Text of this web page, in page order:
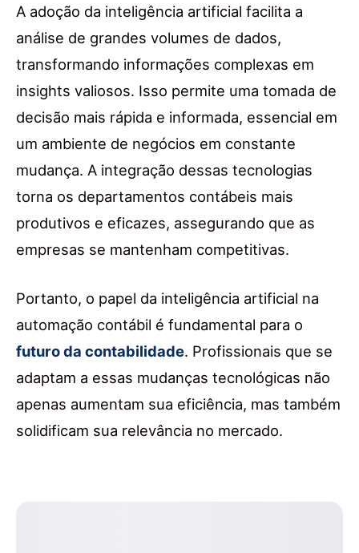
A adoção da inteligência artificial facilita a
análise de grandes volumes de dados,
transformando informações complexas em
insights valiosos. Isso permite uma tomada de
decisão mais rápida e informada, essencial em
um ambiente de negócios em constante
mudança. A integração dessas tecnologias
torna os departamentos contábeis mais
produtivos e eficazes, assegurando que as
empresas se mantenham competitivas.
Portanto, o papel da inteligência artificial na
automação contábil é fundamental para o
futuro da contabilidade. Profissionais que se
adaptam a essas mudanças tecnológicas não
apenas aumentam sua eficiência, mas também
solidificam sua relevância no mercado.